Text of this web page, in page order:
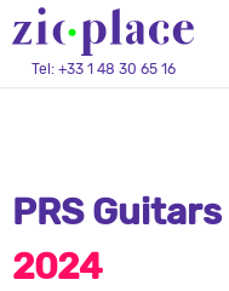
Tel: +33 1 48 30 65 16
PRS Guitars
2024